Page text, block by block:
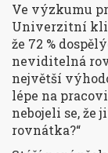
Ve výzkumu
Univerzitní
že 72 %
neviditelná
největší
lépe na
nebojeli se, že
rovnátka?“